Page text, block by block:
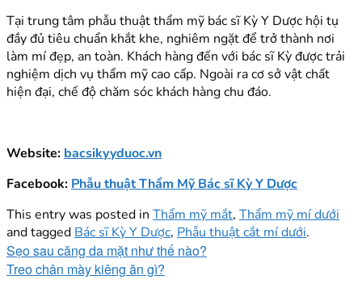
Tại trung tâm phẫu thuật thẩm mỹ bác sĩ Kỳ Y Dược hội tụ
đầy đủ tiêu chuẩn khắt khe, nghiêm ngặt để trở thành nơi
làm mí đẹp, an toàn. Khách hàng đến với bác sĩ Kỳ được trải
nghiệm dịch vụ thẩm mỹ cao cấp. Ngoài ra cơ sở vật chất
hiện đại, chế độ chăm sóc khách hàng chu đáo.
Website: bacsikyyduoc.vn
Facebook: Phẫu thuật Thẩm Mỹ Bác sĩ Kỳ Y Dược
This entry was posted in Thẩm mỹ mắt, Thẩm mỹ mí dưới
and tagged Bác sĩ Kỳ Y Dược, Phẫu thuật cắt mí dưới.
Sẹo sau căng da mặt như thế nào?
Treo chân mày kiêng ăn gì?